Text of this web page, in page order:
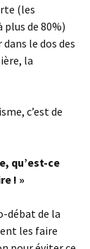
(les
plus de 80%)
le dos des
la
c’est de
qu’est-ce
! »
débat de la
les faire